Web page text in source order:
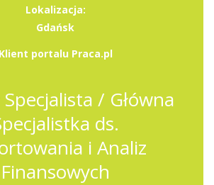
Lokalizacja:
Gdańsk
Klient portalu Praca.pl
Specjalista / Główna
ds.
i Analiz
Finansowych